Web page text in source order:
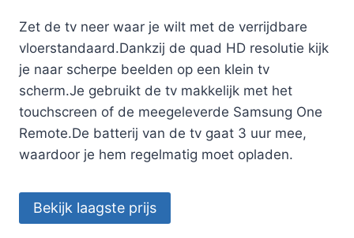
Zet de tv neer waar je wilt met de verrijdbare
vloerstandaard.Dankzij de quad HD resolutie kijk
je naar scherpe beelden op een klein tv
scherm.Je gebruikt de tv makkelijk met het
touchscreen of de meegeleverde Samsung One
Remote.De batterij van de tv gaat 3 uur mee,
waardoor je hem regelmatig moet opladen.
Bekijk laagste prijs